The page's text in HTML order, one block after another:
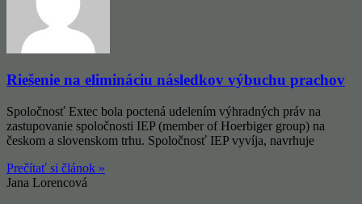
Riešenie na elimináciu následkov výbuchu prachov
Spoločnosť Extec bola poctená udelením výhradných práv na
zastupovanie spoločnosti IEP (member of Hoerbiger group) na
českom a slovenskom trhu. Spoločnosť IEP vyvíja, navrhuje
Prečítať si článok »
Jana Lorencová